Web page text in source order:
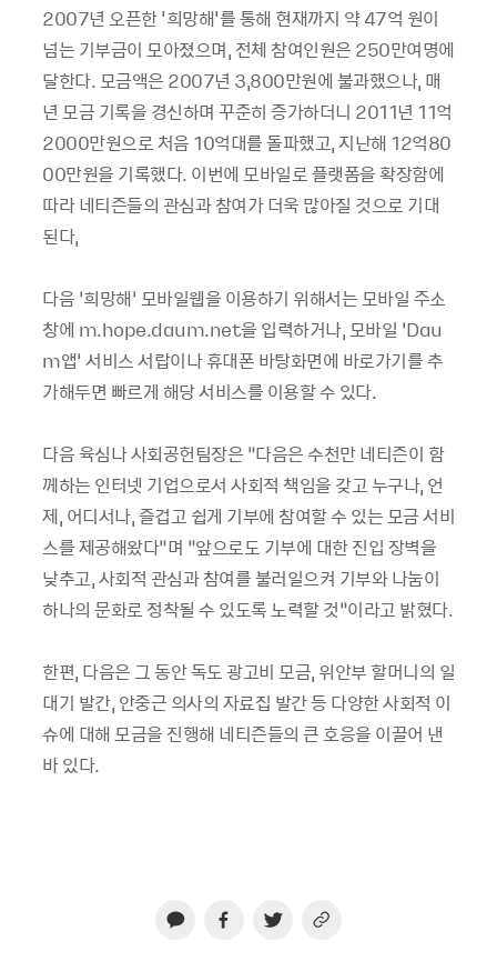
2007년 오픈한 '희망해'를 통해 현재까지 약 47억 원이
넘는 기부금이 모아졌으며, 전체 참여인원은 250만여명에
달한다. 모금액은 2007년 3,800만원에 불과했으나, 매
년 모금 기록을 경신하며 꾸준히 증가하더니 2011년 11억
2000만원으로 처음 10억대를 돌파했고, 지난해 12억80
00만원을 기록했다. 이번에 모바일로 플랫폼을 확장함에
따라 네티즌들의 관심과 참여가 더욱 많아질 것으로 기대
된다,
다음 ‘희망해’ 모바일웹을 이용하기 위해서는 모바일 주소
창에 m.hope.daum.net을 입력하거나, 모바일 ‘Dau
m앱’ 서비스 서랍이나 휴대폰 바탕화면에 바로가기를 추
가해두면 빠르게 해당 서비스를 이용할 수 있다.
다음 육심나 사회공헌팀장은 “다음은 수천만 네티즌이 함
께하는 인터넷 기업으로서 사회적 책임을 갖고 누구나, 언
제, 어디서나, 즐겁고 쉽게 기부에 참여할 수 있는 모금 서비
스를 제공해왔다”며 “앞으로도 기부에 대한 진입 장벽을
낮추고, 사회적 관심과 참여를 불러일으켜 기부와 나눔이
하나의 문화로 정착될 수 있도록 노력할 것”이라고 밝혔다.
한편, 다음은 그 동안 독도 광고비 모금, 위안부 할머니의 일
대기 발간, 안중근 의사의 자료집 발간 등 다양한 사회적 이
슈에 대해 모금을 진행해 네티즌들의 큰 호응을 이끌어 낸
바 있다.